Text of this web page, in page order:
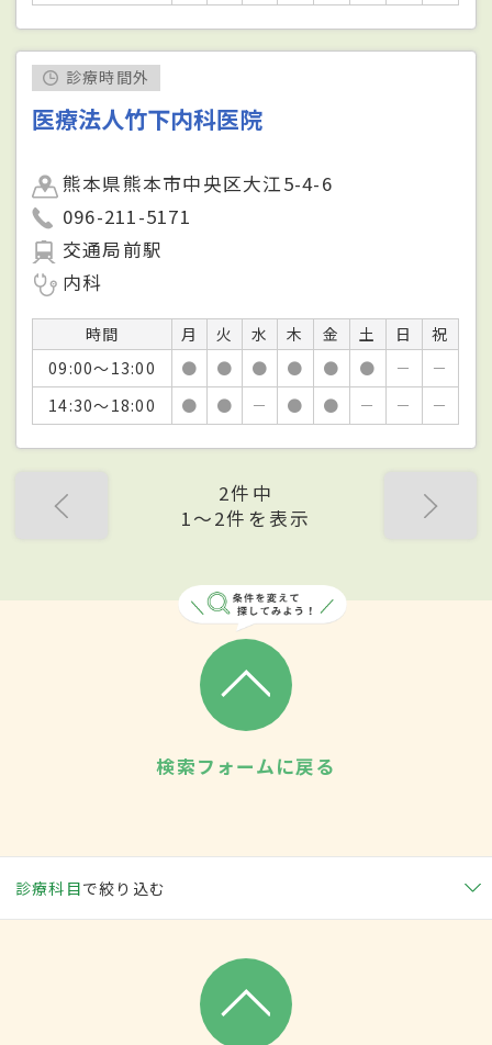
診療時間外
医療法人竹下内科医院
熊本県熊本市中央区大江5-4-6
096-211-5171
交通局前駅
内科
時間 月 火 水 木 金 土 日
祝
09:00～13:00
● ● ● ● ● ● －
－
14:30～18:00
● ● － ● ● － － －
2件中
1〜2件を表示
検索フォームに戻る
診療科目で絞り込む